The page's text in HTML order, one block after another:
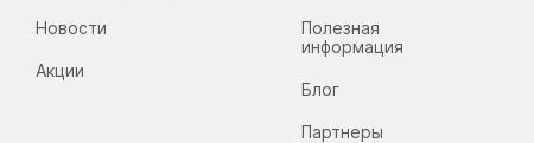
Новости
Акции
Полезная
информация
Блог
Партнеры